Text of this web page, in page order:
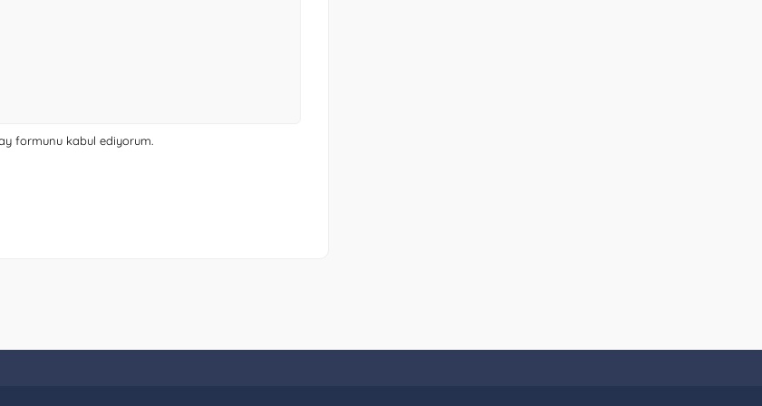
formunukabul ediyorum.